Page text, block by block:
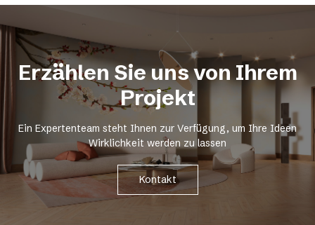
Erzählen Sie uns von Ihrem
Projekt
Ein Expertenteam steht Ihnen zur Verfügung, um Ihre Ideen
Wirklichkeit werden zu lassen
Kontakt